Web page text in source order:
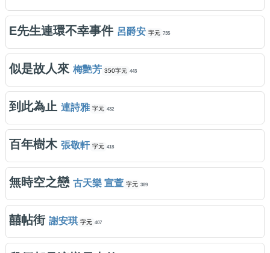
E先生連環不幸事件 呂爵安 字元 735
似是故人來 梅艷芳 350字元 443
到此為止 連詩雅 字元 432
百年樹木 張敬軒 字元 418
無時空之戀 古天樂 宣萱 字元 389
囍帖街 謝安琪 字元 407